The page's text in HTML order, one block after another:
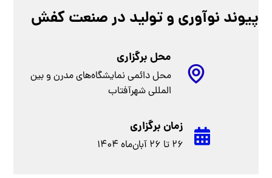
تخصصی‌ترین نمایشگاه صنایع
پیوند نوآوری و تولید در صنعت کفش
محل برگزاری
محل دائمی نمایشگاه‌های مدرن و بین
المللی شهرآفتاب